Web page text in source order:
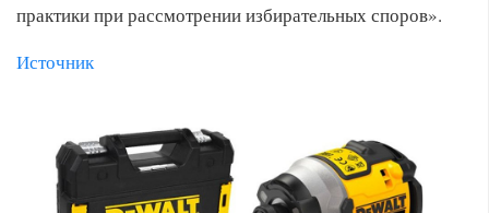
практики при рассмотрении избирательных споров».
Источник